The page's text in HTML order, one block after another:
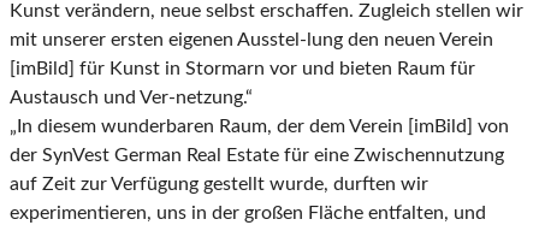
Kunst verändern, neue selbst erschaffen. Zugleich stellen wir
mit unserer ersten eigenen Ausstel-lung den neuen Verein
[imBild] für Kunst in Stormarn vor und bieten Raum für
Austausch und Ver-netzung.“
„In diesem wunderbaren Raum, der dem Verein [imBild] von
der SynVest German Real Estate für eine Zwischennutzung
auf Zeit zur Verfügung gestellt wurde, durften wir
experimentieren, uns in der großen Fläche entfalten, und